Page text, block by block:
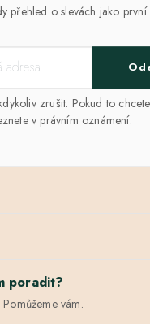
přehled o slevách jako první.
zrušit. Pokud to
v právním oznámení.
poradit?
vám.